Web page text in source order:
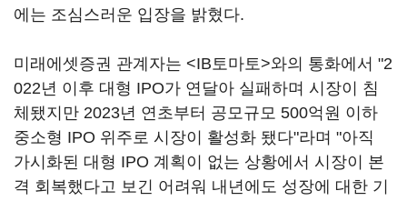
에는 조심스러운 입장을 밝혔다.
미래에셋증권 관계자는 <IB토마토>와의 통화에서 "2
022년 이후 대형 IPO가 연달아 실패하며 시장이 침
체됐지만 2023년 연초부터 공모규모 500억원 이하
중소형 IPO 위주로 시장이 활성화 됐다"라며 "아직
가시화된 대형 IPO 계획이 없는 상황에서 시장이 본
격 회복했다고 보긴 어려워 내년에도 성장에 대한 기